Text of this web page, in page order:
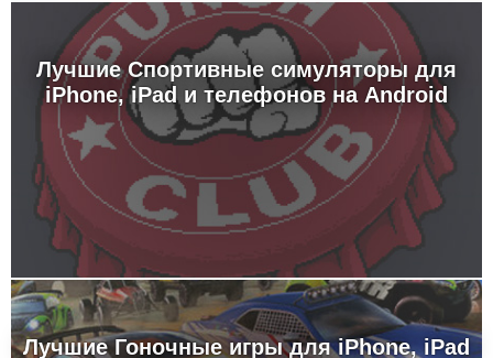
Лучшие Спортивные симуляторы для
iPhone, iPad и телефонов на Android
Лучшие Гоночные игры для iPhone, iPad